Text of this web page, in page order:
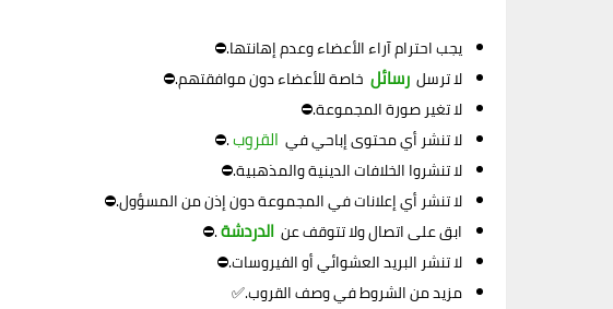
يجب احترام آراء الأعضاء وعدم إهانتها.⛔
لا ترسل رسائل خاصة للأعضاء دون موافقتهم.⛔
لا تغير صورة المجموعة.⛔
لا تنشر أي محتوى إباحي في القروب.⛔
لا تنشروا الخلافات الدينية والمذهبية.⛔
لا تنشر أي إعلانات في المجموعة دون إذن من المسؤول.⛔
ابق على اتصال ولا تتوقف عن الدردشة.⛔
لا تنشر البريد العشوائي أو الفيروسات.⛔
مزيد من الشروط في وصف القروب.✅